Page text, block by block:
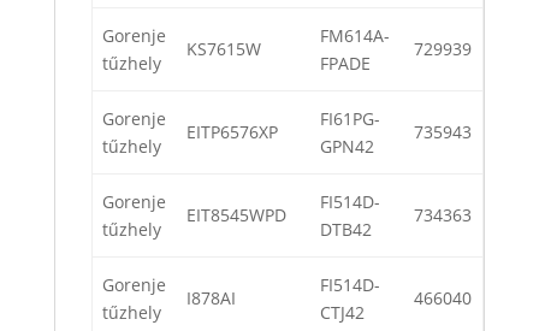
Gorenje
tűzhely
KS7615W
FM614A-
FPADE
729939
Gorenje
tűzhely
EITP6576XP
FI61PG-
GPN42
735943
Gorenje
tűzhely
EIT8545WPD
FI514D-
DTB42
734363
Gorenje
tűzhely
I878AI
FI514D-
CTJ42
466040